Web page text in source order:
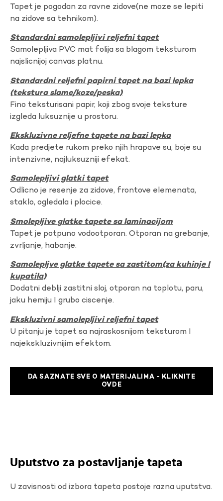
Tapet je pogodan za ravne zidove(ne moze se lepiti
na zidove sa tehnikom).
Standardni samolepljivi reljefni tapet
Samolepljiva PVC mat folija sa blagom teksturom
najslicnijoj canvas platnu.
Standardni reljefni papirni tapet na bazi lepka
(tekstura slame/koze/peska)
Fino teksturisani papir, koji zbog svoje teksture
izgleda luksuznije u prostoru.
Ekskluzivne reljefne tapete na bazi lepka
Kada predjete rukom preko njih hrapave su, boje su
intenzivne, najluksuzniji efekat.
Samolepljivi glatki tapet
Odlicno je resenje za zidove, frontove elemenata,
staklo, ogledala i plocice.
Smolepljive glatke tapete sa laminacijom
Tapet je potpuno vodootporan. Otporan na grebanje,
zvrljanje, habanje.
Samolepljve glatke tapete sa zastitom(za kuhinje I
kupatila)
Dodatni deblji zastitni sloj, otporan na toplotu, paru,
jaku hemiju I grubo ciscenje.
Ekskluzivni samolepljivi reljefni tapet
U pitanju je tapet sa najraskosnijom teksturom I
najekskluzivnijim efektom.
DA SAZNATE SVE O MATERIJALIMA - KLIKNITE
OVDE
Uputstvo za postavljanje tapeta
U zavisnosti od izbora tapeta postoje razna uputstva.